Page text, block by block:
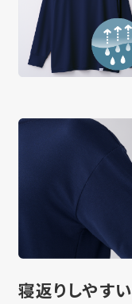
寝返りしやすい